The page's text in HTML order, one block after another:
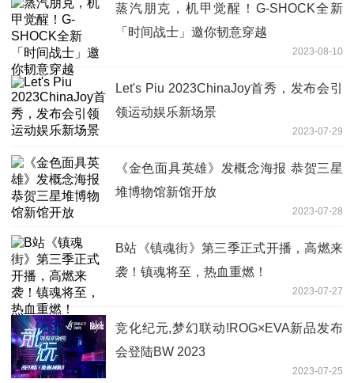
蒸汽朋克，机甲觉醒！G-SHOCK全新
「时间战士」邀你韧意穿越
2023-08-10
Let's Piu 2023ChinaJoy首秀，发布会引
领运动娱乐新场景
2023-07-29
《金色面具英雄》发概念海报 恭贺三星
堆博物馆新馆开放
2023-07-28
B站《镇魂街》第三季正式开播，高燃来
袭！镇魂将至，热血重燃！
2023-07-27
竞化纪元,梦幻联动!ROG×EVA新品发布
会登陆BW 2023
2023-07-25